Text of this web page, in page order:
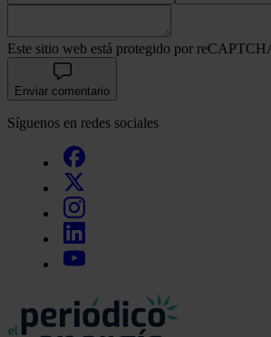
Este sitio web está protegido por
Enviar comentario
Síguenos en redes sociales